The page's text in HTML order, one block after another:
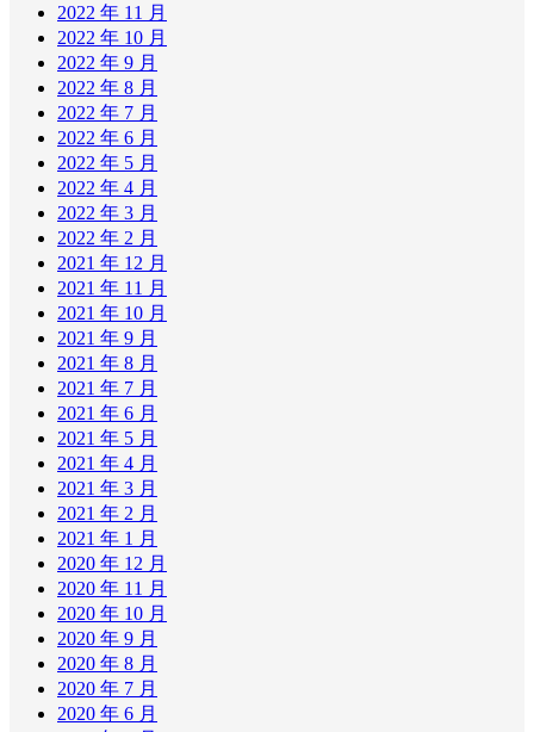
2022 年 11 月
2022 年 10 月
2022 年 9 月
2022 年 8 月
2022 年 7 月
2022 年 6 月
2022 年 5 月
2022 年 4 月
2022 年 3 月
2022 年 2 月
2021 年 12 月
2021 年 11 月
2021 年 10 月
2021 年 9 月
2021 年 8 月
2021 年 7 月
2021 年 6 月
2021 年 5 月
2021 年 4 月
2021 年 3 月
2021 年 2 月
2021 年 1 月
2020 年 12 月
2020 年 11 月
2020 年 10 月
2020 年 9 月
2020 年 8 月
2020 年 7 月
2020 年 6 月